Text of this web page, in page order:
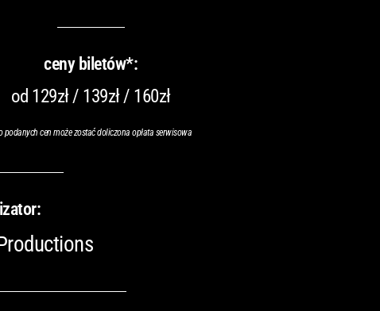
ceny biletów*:
od 129zł / 139zł / 160zł
podanych cen może zostać doliczona opłata serwisowa